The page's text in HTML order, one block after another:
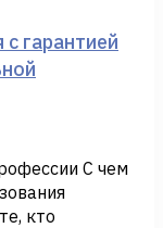
гарантией
С чем
кто